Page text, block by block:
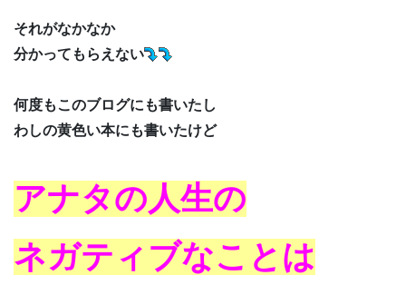
それがなかなか
分かってもらえない
何度もこのブログにも書いたし
わしの黄色い本にも書いたけど
アナタの人生の
ネガティブなことは